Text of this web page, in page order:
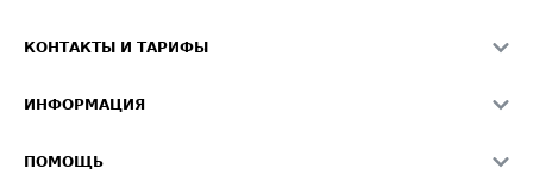
Звезды ATI.SU на вашем сайте
Средние ставки
Светофор+
О формировании Паспорта
КОНТАКТЫ И ТАРИФЫ
Реклама на сайте
ИНФОРМАЦИЯ
ПОМОЩЬ